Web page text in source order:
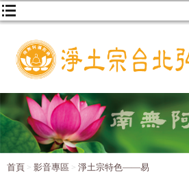
首頁 影音專區 淨土宗特色——易